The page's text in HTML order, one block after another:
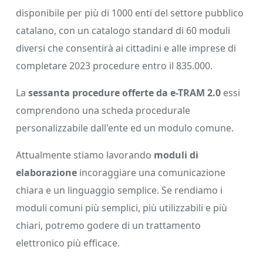
disponibile per più di 1000 enti del settore pubblico
catalano, con un catalogo standard di 60 moduli
diversi che consentirà ai cittadini e alle imprese di
completare 2023 procedure entro il 835.000.
La sessanta procedure offerte da e-TRAM 2.0 essi
comprendono una scheda procedurale
personalizzabile dall'ente ed un modulo comune.
Attualmente stiamo lavorando moduli di
elaborazione incoraggiare una comunicazione
chiara e un linguaggio semplice. Se rendiamo i
moduli comuni più semplici, più utilizzabili e più
chiari, potremo godere di un trattamento
elettronico più efficace.